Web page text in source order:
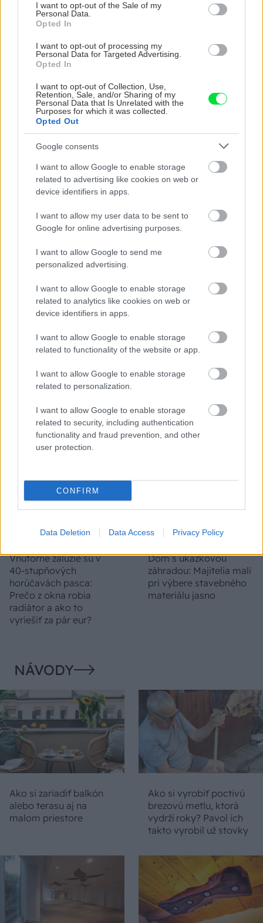
I want to opt-out of the Sale of my
Personal Data.
Opted In
I want to opt-out of processing my
Personal Data for Targeted Advertising.
Opted In
I want to opt-out of Collection, Use,
Retention, Sale, and/or Sharing of my
Personal Data that Is Unrelated with the
Purposes for which it was collected.
Opted Out
Google consents
I want to allow Google to enable storage
related to advertising like cookies on web or
device identifiers in apps.
I want to allow my user data to be sent to
Google for online advertising purposes.
I want to allow Google to send me
personalized advertising.
I want to allow Google to enable storage
related to analytics like cookies on web or
device identifiers in apps.
I want to allow Google to enable storage
related to functionality of the website or app.
I want to allow Google to enable storage
related to personalization.
I want to allow Google to enable storage
related to security, including authentication
functionality and fraud prevention, and other
user protection.
CONFIRM
Data Deletion Data Access Privacy Policy
vojdete dnu, zabudnete,
že nie ste v Toskánsku
Čičmanoch si postavil
montovaný domček v
10 najčastejších
skrytých chýb, ktoré
vás môžu nepríjemne
Žena, búracie kladivo a
vôňa dreva: Takáto
premena zrubu z roku
DOM
Chystáte sa zatepľovať
alebo meniť kotol?
Návod, ako v nových
dotačných výzvach
neprísť o tisíce eur
Ako si svojpomocne
minerálnymi doskami
Multipor ETX
Vnútorné žalúzie sú v
40-stupňových
horúčavách pasca:
Prečo z okna robia
radiátor a ako to
vyriešiť za pár eur?
Dom s ukážkovou
záhradou: Majitelia mali
pri výbere stavebného
materiálu jasno
NÁVODY
Ako si zariadiť balkón
alebo terasu aj na
malom priestore
Ako si vyrobiť poctivú
brezovú metlu, ktorá
vydrží roky? Pavol ich
takto vyrobil už stovky